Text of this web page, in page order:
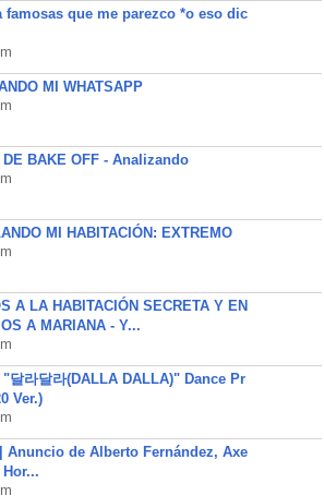
famosas que me parezco *o eso dic
MI WHATSAPP
DE BAKE OFF - Analizando
MI HABITACIÓN: EXTREMO
A LA HABITACIÓN SECRETA Y EN
A MARIANA - Y...
"달라달라(DALLA DALLA)" Dance Pr
Ver.)
Anuncio de Alberto Fernández, Axe